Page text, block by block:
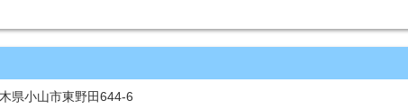
県小山市東野田644-6